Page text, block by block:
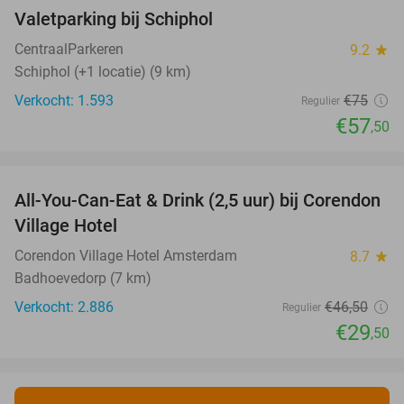
Valetparking bij Schiphol
CentraalParkeren 9.2 star
Schiphol (+1 locatie) (9 km)
Verkocht: 1.593
Regulier €75
€57,50
37%
All-You-Can-Eat & Drink (2,5 uur) bij Corendon
Village Hotel
Corendon Village Hotel Amsterdam 8.7 star
Badhoevedorp (7 km)
Verkocht: 2.886
Regulier €46,50
€29,50